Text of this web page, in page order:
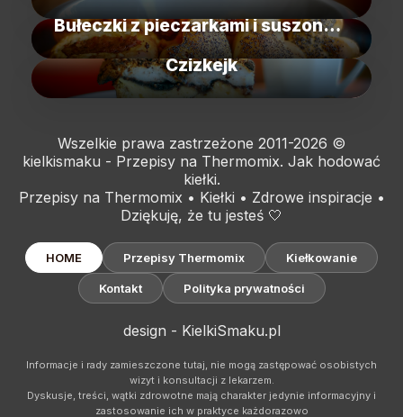
Bułeczki z pieczarkami i suszonymi pomidorami
Czizkejk
Wszelkie prawa zastrzeżone 2011-2026 ©
kielkismaku - Przepisy na Thermomix. Jak hodować
kiełki.
Przepisy na Thermomix • Kiełki • Zdrowe inspiracje •
Dziękuję, że tu jesteś 🤍
HOME Przepisy Thermomix Kiełkowanie
Kontakt Polityka prywatności
design - KielkiSmaku.pl
Informacje i rady zamieszczone tutaj, nie mogą zastępować osobistych
wizyt i konsultacji z lekarzem.
Dyskusje, treści, wątki zdrowotne mają charakter jedynie informacyjny i
zastosowanie ich w praktyce każdorazowo